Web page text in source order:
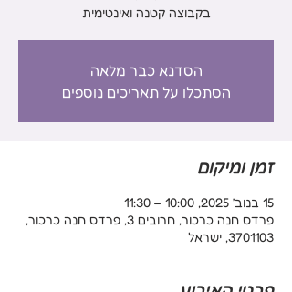
בקבוצה קטנה ואינטימית
הסדנא כבר מלאה
הסתכלו על תאריכים נוספים
זמן ומיקום
15 בנוב׳ 2025, 10:00 – 11:30
פרדס חנה כרכור, חרובים 3, פרדס חנה כרכור,
3701103, ישראל